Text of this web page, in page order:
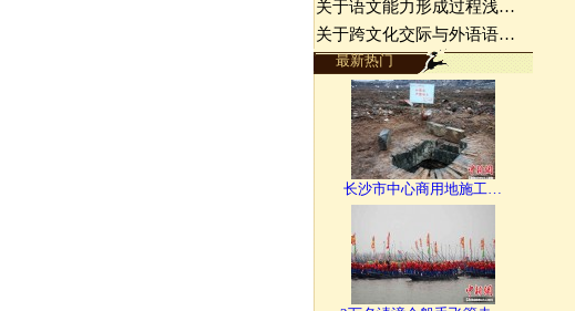
关于语文能力形成过程浅…
关于跨文化交际与外语语…
最新热门
长沙市中心商用地施工…